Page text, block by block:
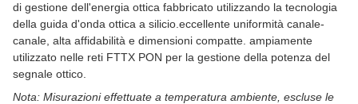
di gestione dell'energia ottica fabbricato utilizzando la tecnologia
della guida d'onda ottica a silicio.eccellente uniformità canale-
canale, alta affidabilità e dimensioni compatte. ampiamente
utilizzato nelle reti FTTX PON per la gestione della potenza del
segnale ottico.
Nota: Misurazioni effettuate a temperatura ambiente, escluse le